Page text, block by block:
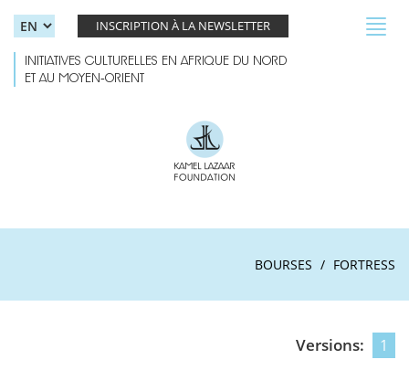
INSCRIPTION À LA NEWSLETTER
INITIATIVES CULTURELLES EN AFRIQUE DU NORD
ET AU MOYEN-ORIENT
BOURSES FORTRESS
Versions: 1